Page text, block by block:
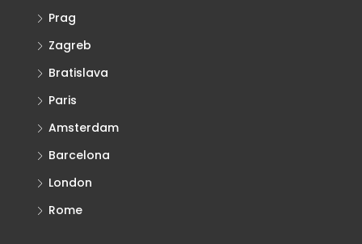
Prag
Zagreb
Bratislava
Paris
Amsterdam
Barcelona
London
Rome